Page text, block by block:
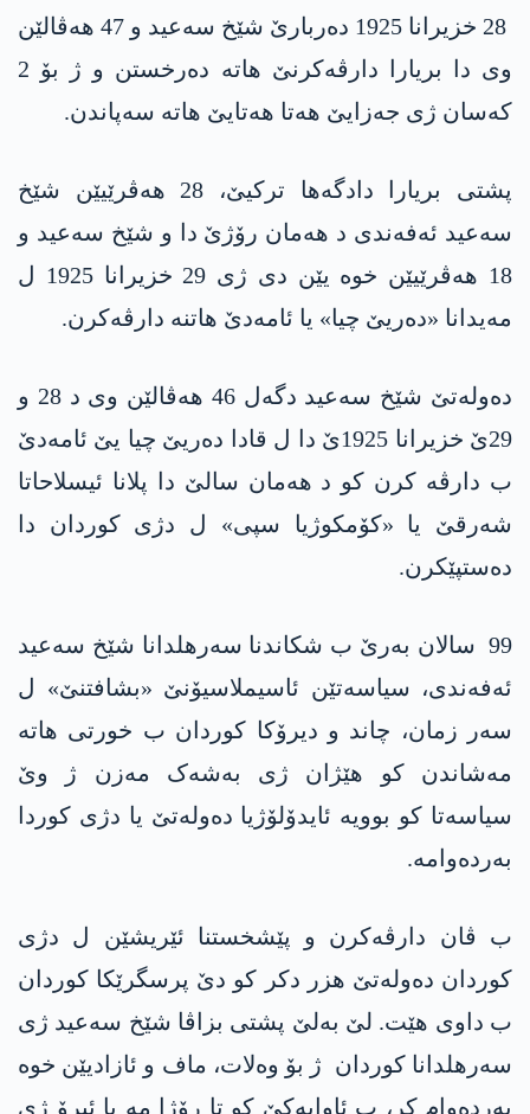
28 خزیرانا 1925 دەربارێ شێخ سەعید و 47 ھەڤالێن
وی دا بریارا دارڤەکرنێ ھاتە دەرخستن و ژ بۆ 2
کەسان ژی جەزایێ هه‌تا هه‌تایێ ھاتە سەپاندن.
پشتی بریارا دادگەھا ترکیێ، 28 ھەڤرێیێن شێخ
سەعید ئەفەندی د ھەمان رۆژێ دا و شێخ سەعید و
18 ھەڤرێیێن خوه‌ یێن دی ژی 29 خزیرانا 1925 ل
مەیدانا «دەریێ چیا» یا ئامەدێ ھاتنە دارڤەکرن.
دەولەتێ شێخ سەعید دگەل 46 ھەڤالێن وی د 28 و
29ێ خزیرانا 1925ێ دا ل قادا دەریێ چیا یێ ئامەدێ
ب دارڤە کرن کو د ھەمان سالێ دا پلانا ئیسلاحاتا
شەرقێ یا «کۆمکوژیا سپی» ل دژی کوردان دا
دەستپێکرن.
99 سالان بەرێ ب شکاندنا سەرھلدانا شێخ سەعید
ئەفەندی، سیاسەتێن ئاسیملاسیۆنێ «بشافتنێ» ل
سەر زمان، چاند و دیرۆکا کوردان ب خورتی ھاتە
مەشاندن کو هێژان ژی بەشەک مەزن ژ وێ
سیاسەتا کو بوویە ئایدۆلۆژیا دەولەتێ یا دژی کوردا
بەردەوامە.
ب ڤان دارڤەکرن و پێشخستنا ئێریشێن ل دژی
کوردان دەولەتێ هزر دکر کو دێ پرسگرێکا کوردان
ب داوی هێت. لێ بەلێ پشتی بزاڤا شێخ سەعید ژی
سەرھلدانا کوردان ژ بۆ وەلات، ماف و ئازادیێن خوە
بەردەوام کر، ب ئاوایەکێ کو تا رۆژا مە یا ئیرۆ ژی